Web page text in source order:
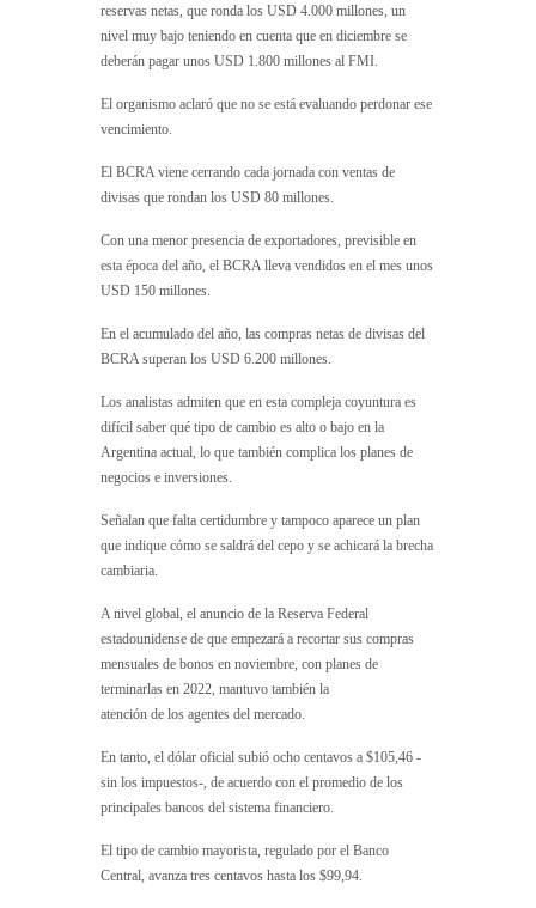
reservas netas, que ronda los USD 4.000 millones, un
nivel muy bajo teniendo en cuenta que en diciembre se
deberán pagar unos USD 1.800 millones al FMI.
El organismo aclaró que no se está evaluando perdonar ese
vencimiento.
El BCRA viene cerrando cada jornada con ventas de
divisas que rondan los USD 80 millones.
Con una menor presencia de exportadores, previsible en
esta época del año, el BCRA lleva vendidos en el mes unos
USD 150 millones.
En el acumulado del año, las compras netas de divisas del
BCRA superan los USD 6.200 millones.
Los analistas admiten que en esta compleja coyuntura es
difícil saber qué tipo de cambio es alto o bajo en la
Argentina actual, lo que también complica los planes de
negocios e inversiones.
Señalan que falta certidumbre y tampoco aparece un plan
que indique cómo se saldrá del cepo y se achicará la brecha
cambiaria.
A nivel global, el anuncio de la Reserva Federal
estadounidense de que empezará a recortar sus compras
mensuales de bonos en noviembre, con planes de
terminarlas en 2022, mantuvo también la
atención de los agentes del mercado.
En tanto, el dólar oficial subió ocho centavos a $105,46 -
sin los impuestos-, de acuerdo con el promedio de los
principales bancos del sistema financiero.
El tipo de cambio mayorista, regulado por el Banco
Central, avanza tres centavos hasta los $99,94.